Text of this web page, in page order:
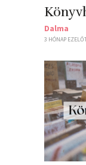
Dalma
3 HÓNAP